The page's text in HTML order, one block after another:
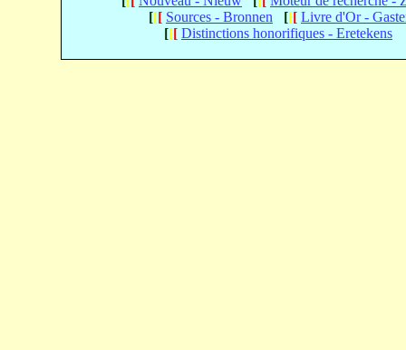
[[[ Sources - Bronnen [[[ Livre d'Or -
[[[ Distinctions honorifiques - Eretekens